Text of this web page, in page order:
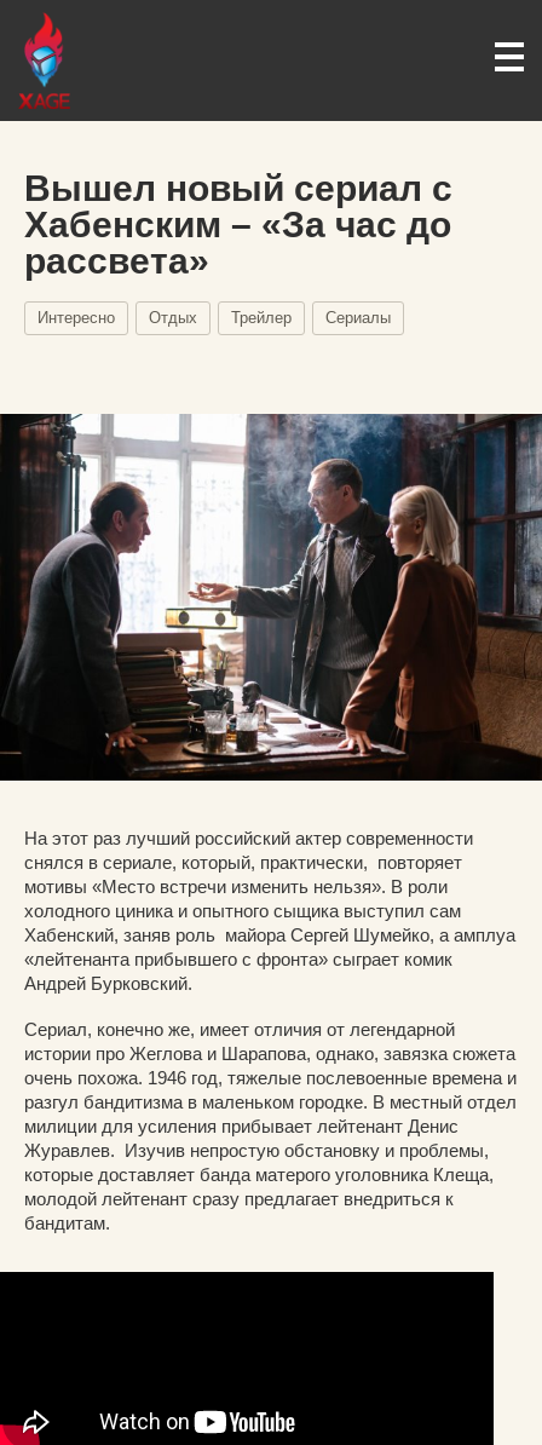
Вышел новый сериал с
Хабенским – «За час до
рассвета»
Интересно Отдых Трейлер Сериалы
На этот раз лучший российский актер современности
снялся в сериале, который, практически, повторяет
мотивы «Место встречи изменить нельзя». В роли
холодного циника и опытного сыщика выступил сам
Хабенский, заняв роль майора Сергей Шумейко, а амплуа
«лейтенанта прибывшего с фронта» сыграет комик
Андрей Бурковский.
Сериал, конечно же, имеет отличия от легендарной
истории про Жеглова и Шарапова, однако, завязка сюжета
очень похожа. 1946 год, тяжелые послевоенные времена и
разгул бандитизма в маленьком городке. В местный отдел
милиции для усиления прибывает лейтенант Денис
Журавлев. Изучив непростую обстановку и проблемы,
которые доставляет банда матерого уголовника Клеща,
молодой лейтенант сразу предлагает внедриться к
бандитам.